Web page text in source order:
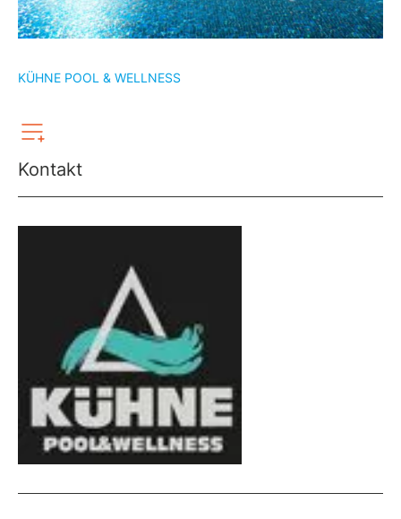
KÜHNE POOL & WELLNESS
Kontakt